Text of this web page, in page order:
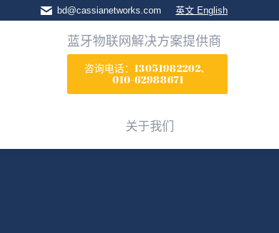
bd@cassianetworks.com 英文 English
蓝牙物联网解决方案提供商
咨询电话：13051982202、
010-62988671
关于我们
关于我们